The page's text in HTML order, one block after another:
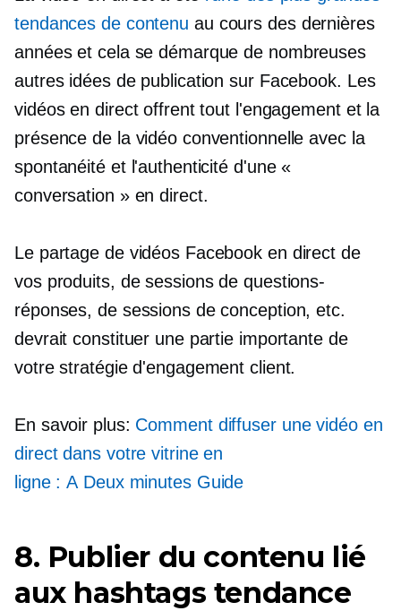
tendances de contenu au cours des dernières
années et cela se démarque de nombreuses
autres idées de publication sur Facebook. Les
vidéos en direct offrent tout l'engagement et la
présence de la vidéo conventionnelle avec la
spontanéité et l'authenticité d'une «
conversation » en direct.
Le partage de vidéos Facebook en direct de
vos produits, de sessions de questions-
réponses, de sessions de conception, etc.
devrait constituer une partie importante de
votre stratégie d'engagement client.
En savoir plus: Comment diffuser une vidéo en
direct dans votre vitrine en
ligne : A Deux minutesGuide
8. Publier du contenu lié
aux hashtags tendance